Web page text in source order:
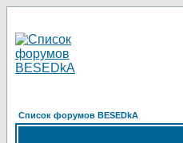
Список форумов BESEDkA